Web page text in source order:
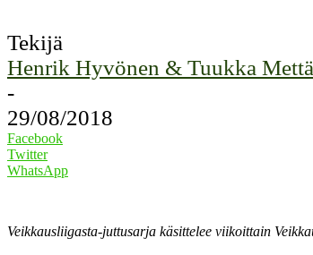
Tekijä
Henrik Hyvönen & Tuukka
-
29/08/2018
Facebook
Twitter
WhatsApp
Veikkausliigasta-juttusarja käsittelee viikoittain